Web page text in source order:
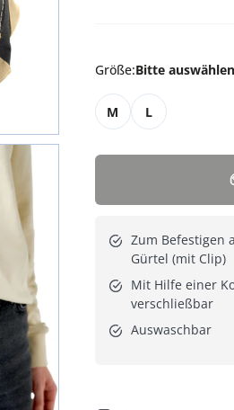
Größe:Bitte auswählen
M L
Zum Befestigen
Gürtel (mit Clip)
Mit Hilfe einer
verschließbar
Auswaschbar